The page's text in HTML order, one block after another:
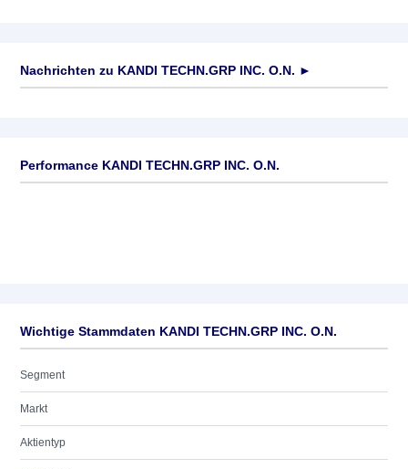
Nachrichten zu KANDI TECHN.GRP INC. O.N. ►
Performance KANDI TECHN.GRP INC. O.N.
Wichtige Stammdaten KANDI TECHN.GRP INC. O.N.
Segment
Markt
Aktientyp